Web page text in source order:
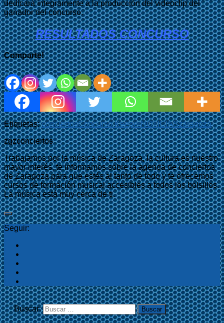
dedicará íntegramente a la producción del videoclip del
ganador del concurso.
RESULTADOS CONCURSO
Comparte!
Etiquetas:conciertosConcurso KeeperNOTICIASzaragoza
zgzconciertos
Trabajamos por la música de Zaragoza, la cultura es nuestro
mayor interés, te informamos sobre la agenda de conciertos
de Zaragoza para que estés al tanto de todo y te ofrecemos
cursos de formación musical accesibles a todos los bolsillos.
La música está muy cerca de ti.
Seguir:
Buscar: